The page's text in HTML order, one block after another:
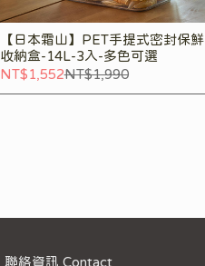
【日本霜山】PET手提式密封保鮮
收納盒-14L-3入-多色可選
NT$1,552NT$1,990
聯絡資訊 Contact